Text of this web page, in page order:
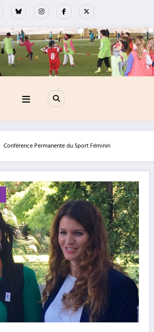
Conférence Permanente du Sport Féminin